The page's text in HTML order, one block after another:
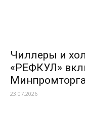
Чиллеры и
«РЕФКУЛ»
23.07.2026